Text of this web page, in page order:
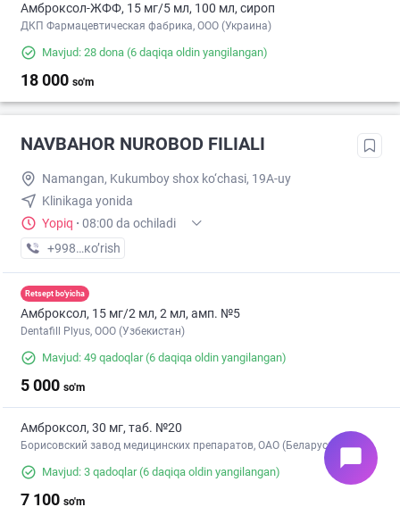
Амброксол-ЖФФ, 15 мг/5 мл, 100 мл, сироп
ДКП Фармацевтическая фабрика, ООО (Украина)
Mavjud: 28 dona (6 daqiqa oldin yangilangan)
18 000 so'm
NAVBAHOR NUROBOD FILIALI
Namangan, Kukumboy shox ko‘chasi, 19A-uy
Klinikaga yonida
Yopiq · 08:00 da ochiladi
+998 (93) XXX-XX-XX
кo’rish
Retsept bo'yicha
Амброксол, 15 мг/2 мл, 2 мл, амп. №5
Dentafill Plyus, ООО (Узбекистан)
Mavjud: 49 qadoqlar(6 daqiqa oldin yangilangan)
5 000 so'm
Амброксол, 30 мг, таб. №20
Борисовский завод медицинских препаратов, ОАО (Беларусь)
Mavjud: 3 qadoqlar(6 daqiqa oldin yangilangan)
7 100 so'm
chat_bubble